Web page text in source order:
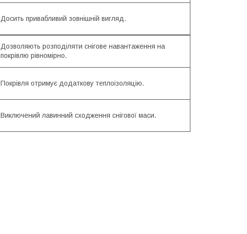
Досить привабливий зовнішній вигляд.
Дозволяють розподіляти снігове навантаження на
покрівлю рівномірно.
Покрівля отримує додаткову теплоізоляцію.
Виключений лавинний сходження снігової маси.